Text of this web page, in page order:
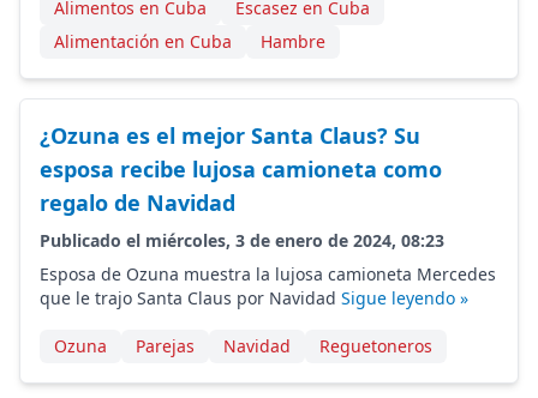
Alimentos en Cuba
Escasez en Cuba
Alimentación en Cuba
Hambre
¿Ozuna es el mejor Santa Claus? Su
esposa recibe lujosa camioneta como
regalo de Navidad
Publicado el miércoles, 3 de enero de 2024, 08:23
Esposa de Ozuna muestra la lujosa camioneta Mercedes
que le trajo Santa Claus por Navidad Sigue leyendo »
Ozuna Parejas Navidad Reguetoneros